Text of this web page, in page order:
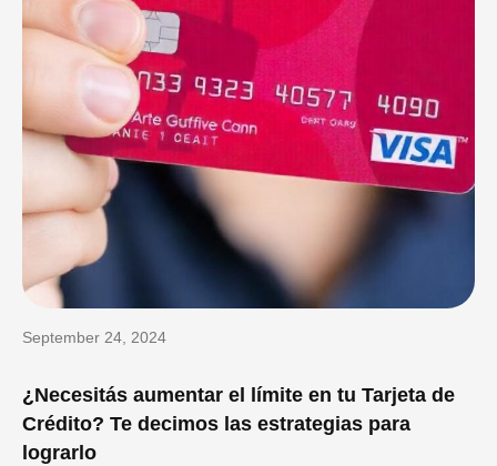
¿Necesitás aumentar el límite en tu Tarjeta de
Crédito? Te decimos las estrategias para
lograrlo
September 24, 2024